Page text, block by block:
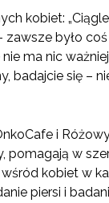
kobiet:
zawsze było
ma nic
badajcie się –
i
pomagają w
kobiet w
piersi i